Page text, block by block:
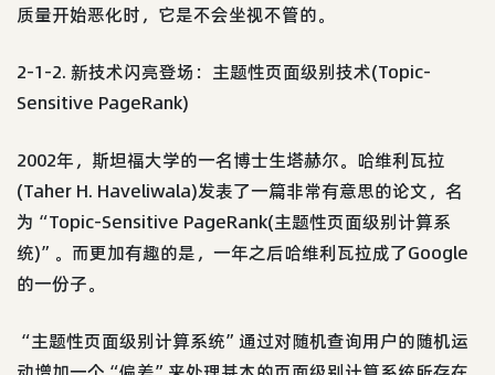
质量开始恶化时，它是不会坐视不管的。
2-1-2. 新技术闪亮登场：主题性页面级别技术(Topic-
Sensitive PageRank)
2002年，斯坦福大学的一名博士生塔赫尔。哈维利瓦拉
(Taher H. Haveliwala)发表了一篇非常有意思的论文，名
为“Topic-Sensitive PageRank(主题性页面级别计算系
统)”。而更加有趣的是，一年之后哈维利瓦拉成了Google
的一份子。
“主题性页面级别计算系统”通过对随机查询用户的随机运